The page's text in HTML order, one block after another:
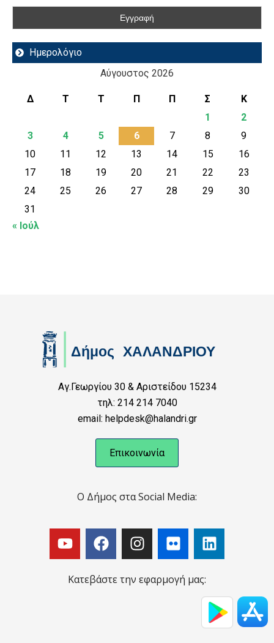
Ημερολόγιο
Αύγουστος 2026
Δ Τ Τ Π Π Σ
Κ
1
2
3
4 5 6 7 8
9
10
11 12 13 14 15
16
17
18 19 20 21 22
23
24
25 26 27 28 29
30
31
« Ιούλ
Αγ.Γεωργίου 30 & Αριστείδου 15234
τηλ: 214 214 7040
email: helpdesk@halandri.gr
Επικοινωνία
Ο Δήμος στα Social Media:
Κατεβάστε την εφαρμογή μας: